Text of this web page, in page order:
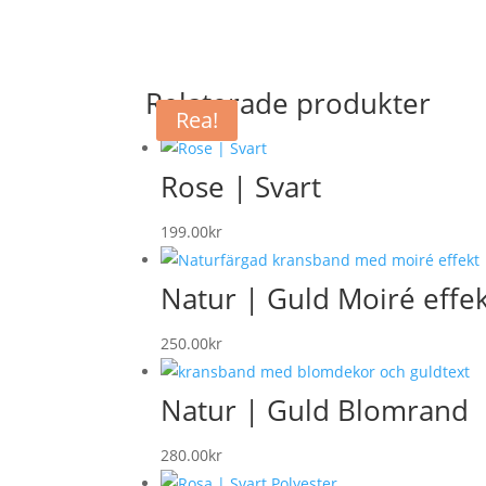
Relaterade produkter
Rose | Svart
199.00kr
Natur | Guld Moiré
250.00kr
Natur | Guld Blomrand
280.00kr
Rea!